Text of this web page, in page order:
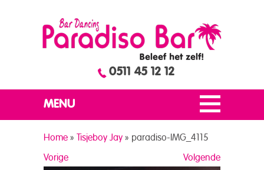
0511 45 12 12
MENU
Home » Tisjeboy Jay » paradiso-IMG_4115
Volgende
Vorige